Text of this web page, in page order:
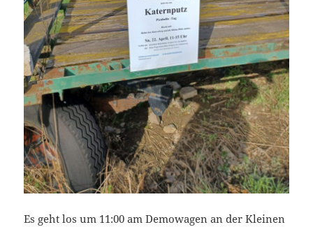
Es geht los um 11:00 am Demowagen an der Kleinen